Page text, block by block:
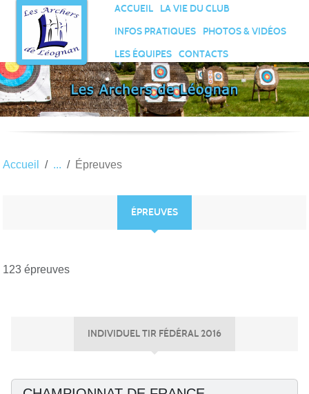
ACCUEIL
LA VIE DU CLUB
INFOS PRATIQUES
PHOTOS & VIDÉOS
LES ÉQUIPES
CONTACTS
Accueil Épreuves
ÉPREUVES
123 épreuves
INDIVIDUEL TIR FÉDÉRAL 2016
Panneau de gestion des cookies